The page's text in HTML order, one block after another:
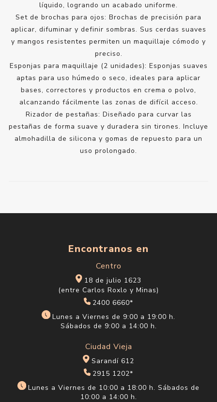
líquido, logrando un acabado uniforme.
Set de brochas para ojos: Brochas de precisión para
aplicar, difuminar y definir sombras. Sus cerdas suaves
y mangos resistentes permiten un maquillaje cómodo y
preciso.
Esponjas para maquillaje (2 unidades): Esponjas suaves
aptas para uso húmedo o seco, ideales para aplicar
bases, correctores y productos en crema o polvo,
alcanzando fácilmente las zonas de difícil acceso.
Rizador de pestañas: Diseñado para curvar las
pestañas de forma suave y duradera sin tirones. Incluye
almohadilla de silicona y gomas de repuesto para un
uso prolongado.
Encontranos en
Centro
18 de julio 1623
(entre Carlos Roxlo y Minas)
2400 6660*
Lunes a Viernes de 9:00 a 19:00 h.
Sábados de 9:00 a 14:00 h.
Ciudad Vieja
Sarandí 612
2915 1202*
Lunes a Viernes de 10:00 a 18:00 h. Sábados de
10:00 a 14:00 h.